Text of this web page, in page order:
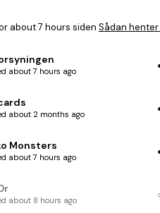
about 7 hours siden Sådan
about 7 hours ago
about 2 months ago
Monsters
about 7 hours ago
about 8 hours ago